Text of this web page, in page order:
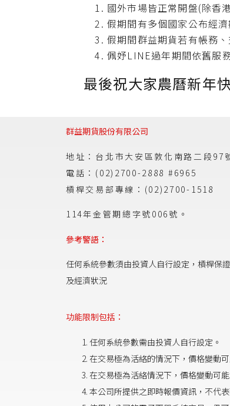
國外市場皆正常開盤(除香
假期間有多個國家公布經
假期間群益期貨若有帳務
佩妤LINE過年期間依舊服
最後祝大家農曆新年
群益期貨股份有限公司
地址：台北市大安區敦化南路二段97
電話：(02)2700-2888 #6965
槓桿交易部專線：(02)2700-1518
114年金管期總字號006號。
參考警語：
任何系統參數須由投資人自行設定，槓桿保
及經濟狀況
功能限制包括：
任何系統參數需由投資人自行設定。
在交易極為活絡的情況下，價格變動
在交易極為活絡情況下，價格變動可
本公司所提供之即時報價資訊，不代